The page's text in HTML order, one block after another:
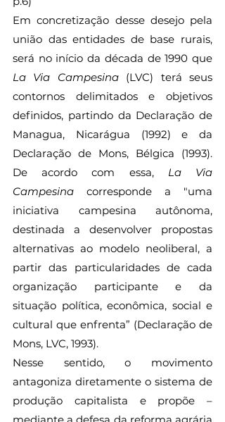
Em concretização desse desejo pela
união das entidades de base rurais,
La Via Campesina (LVC) terá seus
contornos delimitados e objetivos
definidos, partindo da Declaração de
Managua, Nicarágua (1992) e da
Declaração de Mons, Bélgica (1993).
De acordo com essa, La Via
Campesina corresponde a "uma
iniciativa campesina autônoma,
destinada a desenvolver propostas
alternativas ao modelo neoliberal, a
partir das particularidades de cada
organização participante e da
situação política, econômica, social e
cultural que enfrenta” (Declaração de
Mons, LVC, 1993).
Nesse sentido, o movimento
antagoniza diretamente o sistema de
produção capitalista e propõe –
mediante a defesa da reforma agrária